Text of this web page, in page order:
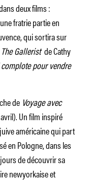
deux films :
fratrie partie en
qui sortira sur
The Galleristde Cathy
pour vendre
de Voyage avec
Un film inspiré
américaine qui part
en Pologne, dans les
de découvrir sa
newyorkaise et